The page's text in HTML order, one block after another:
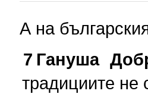
А на
7 Гануша
традициите не